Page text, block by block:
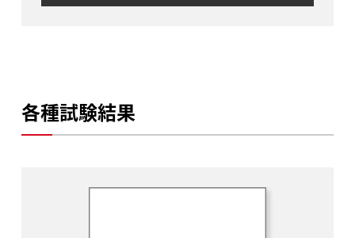
各種試験結果